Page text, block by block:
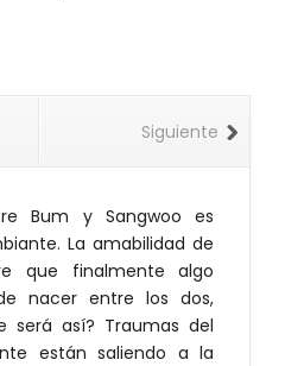
Siguiente
Bum y Sangwoo es
La amabilidad de
que finalmente algo
nacer entre los dos,
será así? Traumas del
están saliendo a la